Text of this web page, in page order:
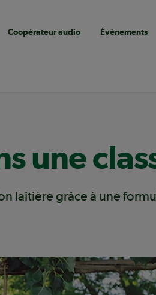
Coopérateur audio Évènements
une
laitière grâce à une